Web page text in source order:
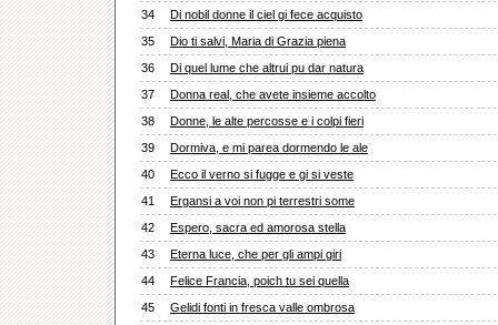
34
Di nobil donne il ciel gi fece acquisto
35
Dio ti salvi, Maria di Grazia piena
36
Di quel lume che altrui pu dar natura
37
Donna real, che avete insieme accolto
38
Donne, le alte percosse e i colpi fieri
39
Dormiva, e mi parea dormendo le ale
40
Ecco il verno si fugge e gi si veste
41
Ergansi a voi non pi terrestri some
42
Espero, sacra ed amorosa stella
43
Eterna luce, che per gli ampi giri
44
Felice Francia, poich tu sei quella
45
Gelidi fonti in fresca valle ombrosa